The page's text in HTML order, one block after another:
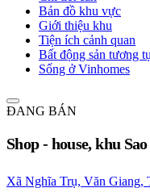
Bản đồ khu vực
Giới thiệu khu
Tiện ích cảnh quan
Bất động sản tương
Sống ở Vinhomes
ĐANG BÁN
Shop - house, khu
Xã Nghĩa Trụ, Văn Giang,